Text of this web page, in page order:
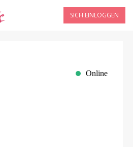
SICH EINLOGGEN
Online